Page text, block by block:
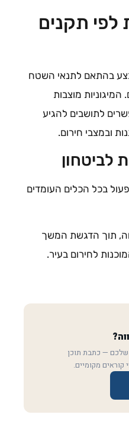
תקנים
בהתאם לתנאי השטח
המיגוניות מוצבות
לתושבים להגיע
ובמצבי חירום.
לביטחון
בכל הכלים העומדים
תוך הדגשת המשך
לחירום בעיר.
שלכם — כתבת תוכן
מקומיים.